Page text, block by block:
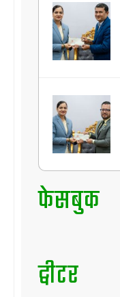
फेसबुक
ट्वीटर